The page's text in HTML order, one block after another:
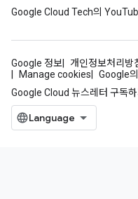
Google Cloud Tech의
Google 정보 개인정보처리방
Manage cookies
Google
Google Cloud 뉴스레터 구독하